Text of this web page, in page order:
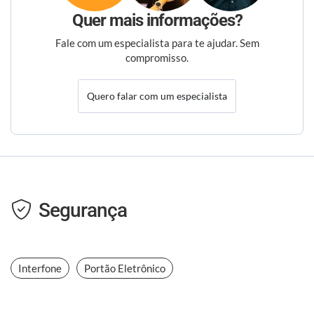
Quer mais informações?
Fale com um especialista para te ajudar. Sem
compromisso.
Quero falar com um especialista
Segurança
Interfone Portão Eletrônico